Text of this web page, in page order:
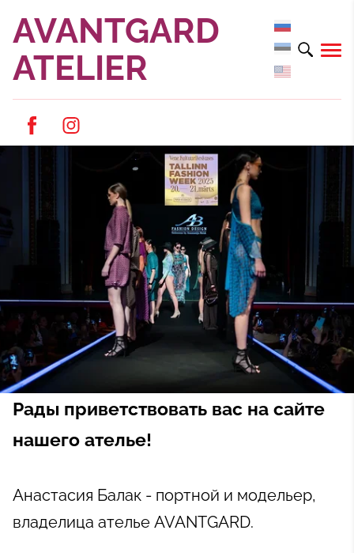
AVANTGARD
ATELIER
Рады приветствовать вас на сайте
нашего ателье!
Анастасия Балак - портной и модельер,
владелица ателье AVANTGARD.